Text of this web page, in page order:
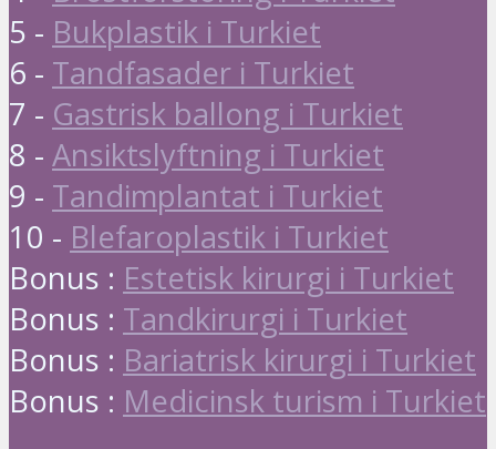
5 - Bukplastik i Turkiet
6 - Tandfasader i Turkiet
7 - Gastrisk ballong i Turkiet
8 - Ansiktslyftning i Turkiet
9 - Tandimplantat i Turkiet
10 - Blefaroplastik i Turkiet
Bonus : Estetisk kirurgi i Turkiet
Bonus : Tandkirurgi i Turkiet
Bonus : Bariatrisk kirurgi i Turkiet
Bonus : Medicinsk turism i Turkiet